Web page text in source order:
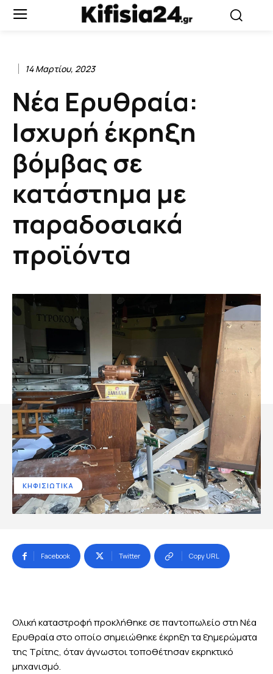
14 Μαρτίου, 2023
Νέα Ερυθραία:
Ισχυρή έκρηξη
βόμβας σε
κατάστημα με
παραδοσιακά
προϊόντα
ΚΗΦΙΣΙΩΤΙΚΑ
Facebook Twitter Copy URL
Ολική καταστροφή προκλήθηκε σε παντοπωλείο στη Νέα
Ερυθραία στο οποίο σημειώθηκε έκρηξη τα ξημερώματα
της Τρίτης, όταν άγνωστοι τοποθέτησαν εκρηκτικό
μηχανισμό.